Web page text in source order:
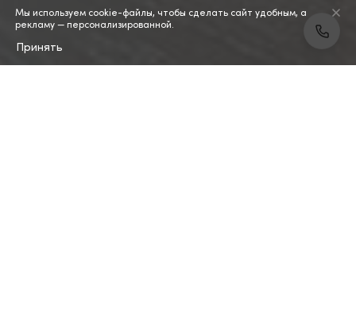
Мы используем cookie-файлы, чтобы сделать сайт удобным, а
рекламу — персонализированной.
Принять